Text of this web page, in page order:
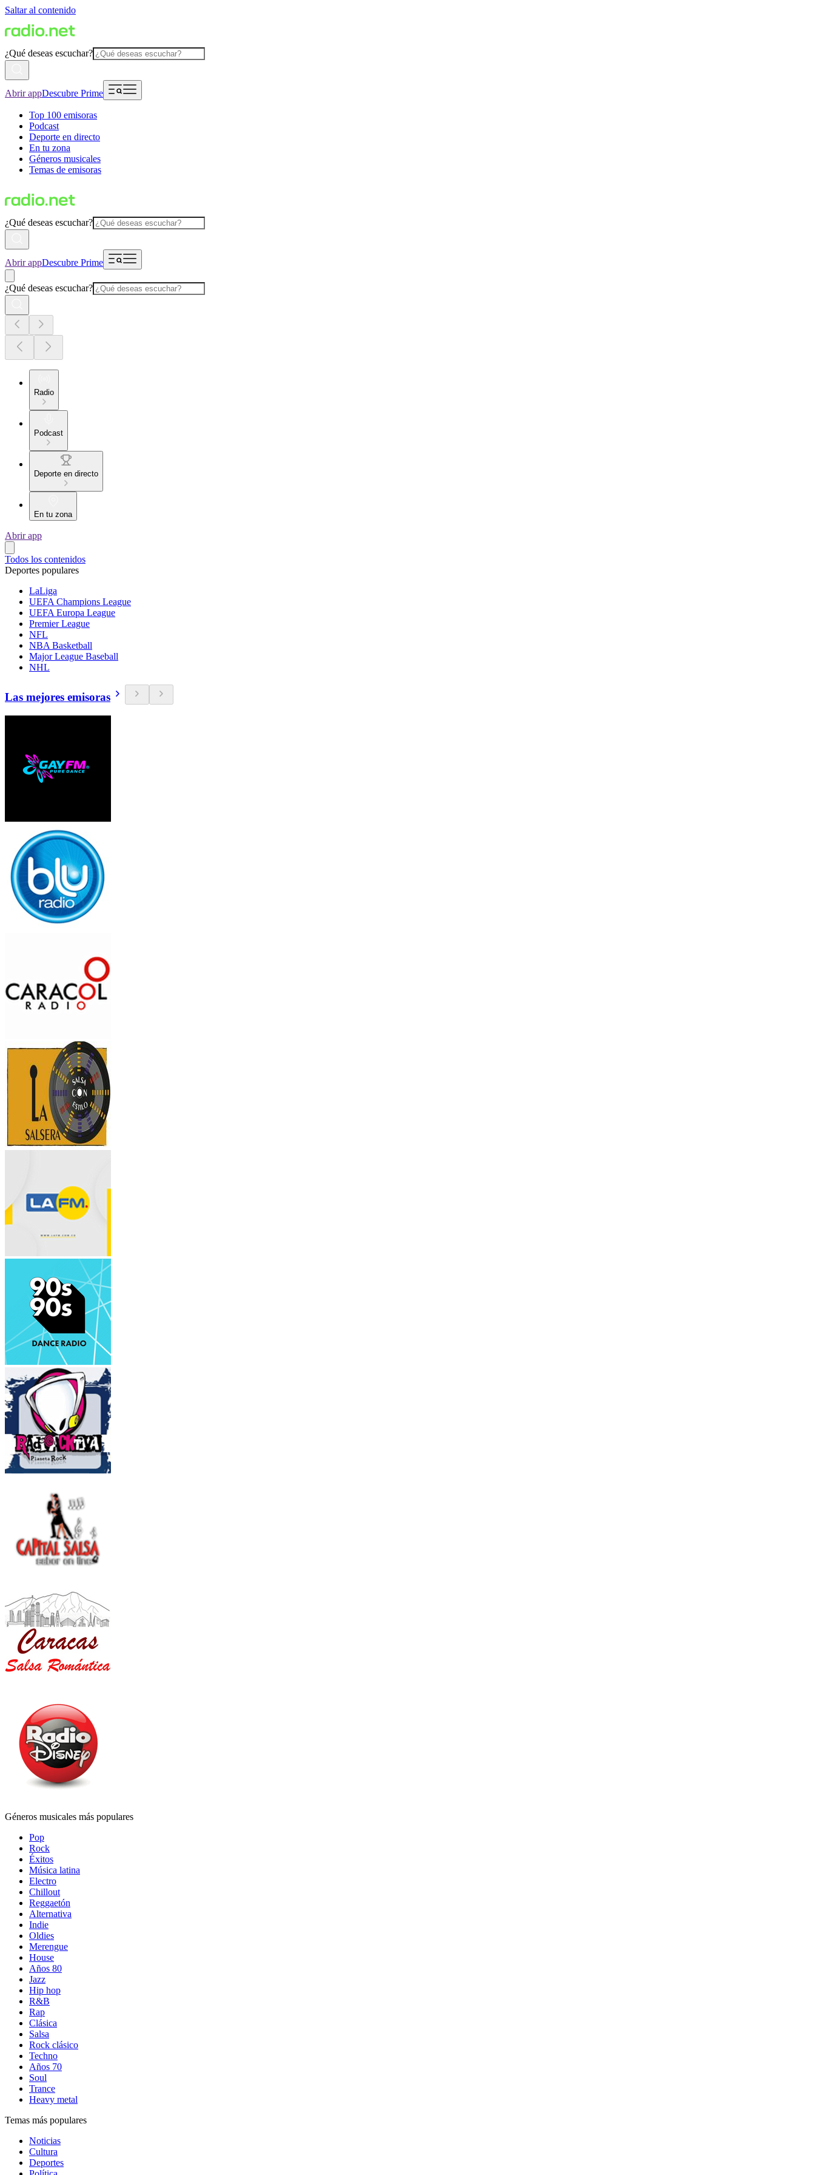
Saltar al contenido
¿Qué deseas escuchar?
Abrir appDescubre Prime
Top 100 emisoras
Podcast
Deporte en directo
En tu zona
Géneros musicales
Temas de emisoras
¿Qué deseas escuchar?
Abrir appDescubre Prime
¿Qué deseas escuchar?
Radio
Podcast
Deporte en directo
En tu zona
Abrir app
Todos los contenidos
Deportes populares
LaLiga
UEFA Champions League
UEFA Europa League
Premier League
NFL
NBA Basketball
Major League Baseball
NHL
Las mejores emisoras
Géneros musicales más populares
Pop
Rock
Éxitos
Música latina
Electro
Chillout
Reggaetón
Alternativa
Indie
Oldies
Merengue
House
Años 80
Jazz
Hip hop
R&B
Rap
Clásica
Salsa
Rock clásico
Techno
Años 70
Soul
Trance
Heavy metal
Temas más populares
Noticias
Cultura
Deportes